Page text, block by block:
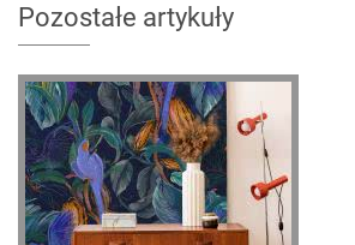
Pozostałe artykuły